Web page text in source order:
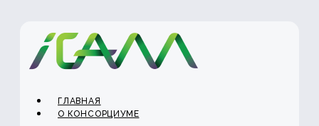
ГЛАВНАЯ
О КОНСОРЦИУМЕ